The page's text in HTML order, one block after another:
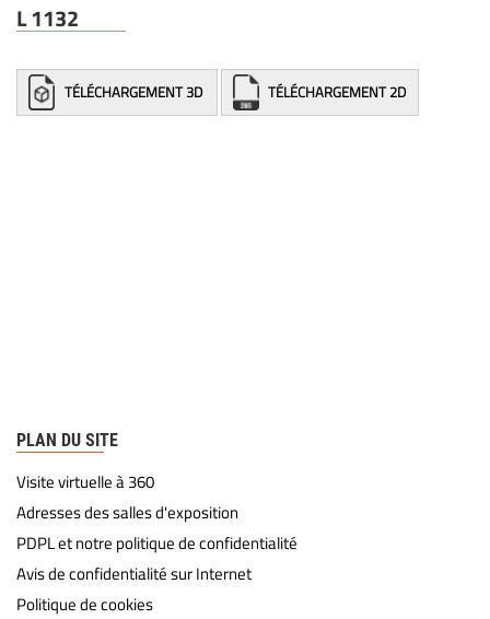
L 1132
TÉLÉCHARGEMENT 3D TÉLÉCHARGEMENT 2D
PLAN DU SITE
Visite virtuelle à 360
Adresses des salles d'exposition
PDPL et notre politique de confidentialité
Avis de confidentialité sur Internet
Politique de cookies